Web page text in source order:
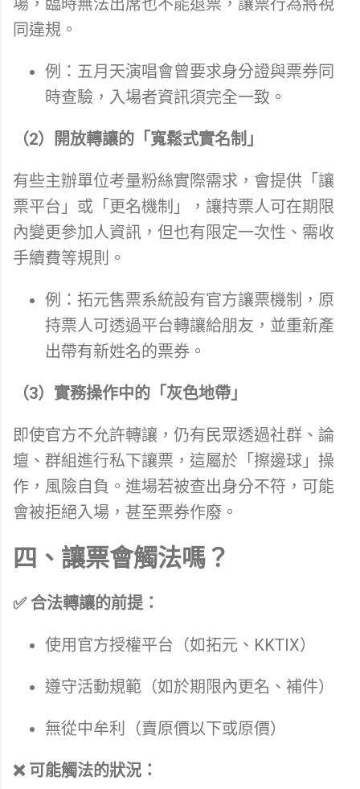
同違規。
例：五月天演唱會曾要求身分證與票券同
時查驗，入場者資訊須完全一致。
（2）開放轉讓的「寬鬆式實名制」
有些主辦單位考量粉絲實際需求，會提供「讓
票平台」或「更名機制」，讓持票人可在期限
內變更參加人資訊，但也有限定一次性、需收
手續費等規則。
例：拓元售票系統設有官方讓票機制，原
持票人可透過平台轉讓給朋友，並重新產
出帶有新姓名的票券。
（3）實務操作中的「灰色地帶」
即使官方不允許轉讓，仍有民眾透過社群、論
壇、群組進行私下讓票，這屬於「擦邊球」操
作，風險自負。進場若被查出身分不符，可能
會被拒絕入場，甚至票券作廢。
四、讓票會觸法嗎？
✅ 合法轉讓的前提：
使用官方授權平台（如拓元、KKTIX）
遵守活動規範（如於期限內更名、補件）
無從中牟利（賣原價以下或原價）
❌ 可能觸法的狀況：